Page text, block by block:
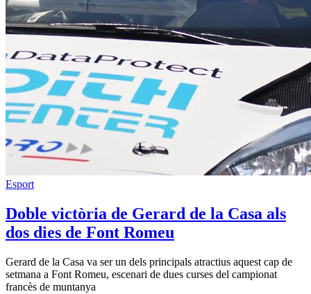
Esport
Doble victòria de Gerard de la Casa als
dos dies de Font Romeu
Gerard de la Casa va ser un dels principals atractius aquest cap de
setmana a Font Romeu, escenari de dues curses del campionat
francès de muntanya